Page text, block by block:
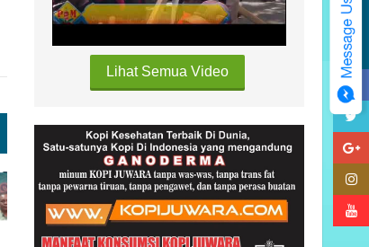
Lihat Semua Video
Kategori